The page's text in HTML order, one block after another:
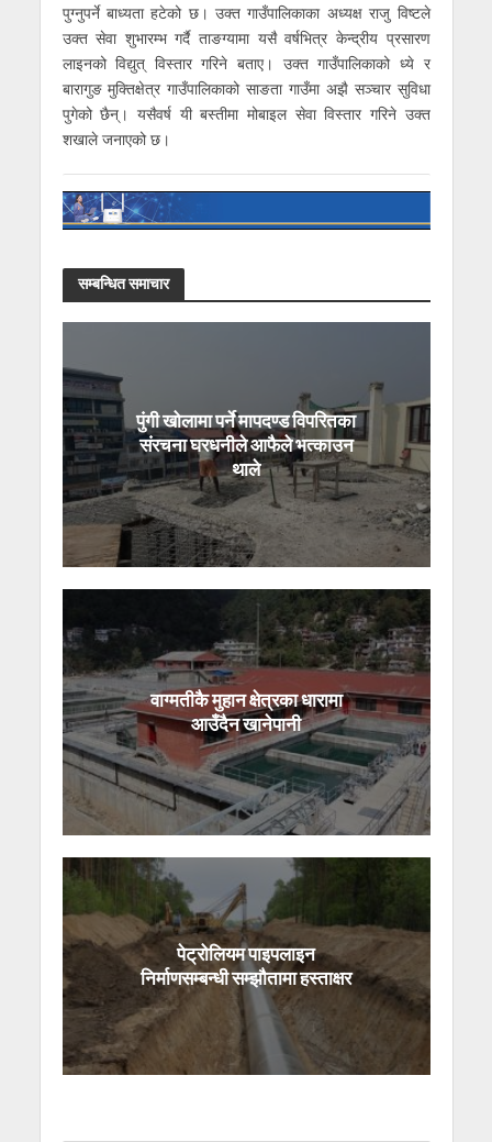
पुग्नुपर्ने बाध्यता हटेको छ। उक्त गाउँपालिकाका अध्यक्ष राजु विष्टले
उक्त सेवा शुभारम्भ गर्दै ताङग्यामा यसै वर्षभित्र केन्द्रीय प्रसारण
लाइनको विद्युत् विस्तार गरिने बताए। उक्त गाउँपालिकाको ध्ये र
बारागुङ मुक्तिक्षेत्र गाउँपालिकाको साङता गाउँमा अझै सञ्चार सुविधा
पुगेको छैन्। यसैवर्ष यी बस्तीमा मोबाइल सेवा विस्तार गरिने उक्त
शखाले जनाएको छ।
सम्बन्धित समाचार
पुंगी खोलामा पर्ने मापदण्ड विपरितका
संरचना घरधनीले आफैले भत्काउन
थाले
वाग्मतीकै मुहान क्षेत्रका धारामा
आउँदैन खानेपानी
पेट्रोलियम पाइपलाइन
निर्माणसम्बन्धी सम्झौतामा हस्ताक्षर